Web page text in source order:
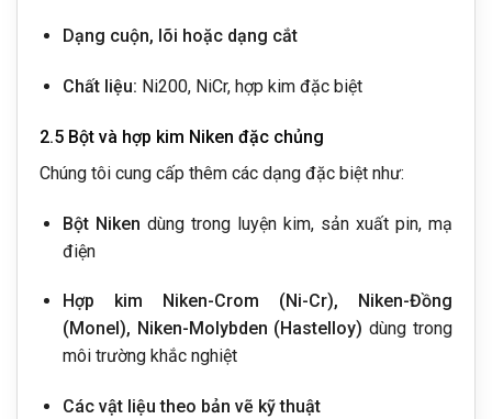
Dạng cuộn, lõi hoặc dạng cắt
Chất liệu: Ni200, NiCr, hợp kim đặc biệt
2.5 Bột và hợp kim Niken đặc chủng
Chúng tôi cung cấp thêm các dạng đặc biệt như:
Bột Niken dùng trong luyện kim, sản xuất pin, mạ
điện
Hợp kim Niken-Crom (Ni-Cr), Niken-Đồng
(Monel), Niken-Molybden (Hastelloy) dùng trong
môi trường khắc nghiệt
Các vật liệu theo bản vẽ kỹ thuật